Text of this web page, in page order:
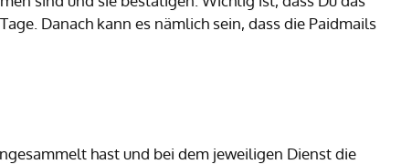
Danach kann es nämlich sein, dass die Paidmails
hast und bei dem jeweiligen Dienst die